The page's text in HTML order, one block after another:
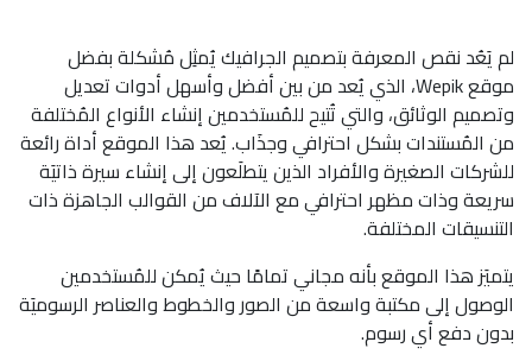
لم يَعُد نقص المعرفة بتصميم الجرافيك يُمثِل مُشكلة بفضل
موقع Wepik، الذي يُعد من بين أفضل وأسهل أدوات تعديل
وتصميم الوثائق، والتي تُتيح للمُستخدمين إنشاء الأنواع المُختلفة
من المُستندات بشكل احترافي وجذَاب. يُعد هذا الموقع أداة رائعة
للشركات الصغيرة والأفراد الذين يتطلَعون إلى إنشاء سيرة ذاتيَة
سريعة وذات مظهر احترافي مع الآلاف من القوالب الجاهزة ذات
التنسيقات المختلفة.
يتميَز هذا الموقع بأنه مجاني تمامًا حيث يُمكن للمُستخدمين
الوصول إلى مكتبة واسعة من الصور والخطوط والعناصر الرسوميَة
بدون دفع أي رسوم.